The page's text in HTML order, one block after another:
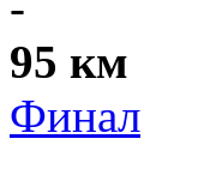
95 км
Финал